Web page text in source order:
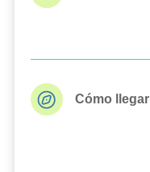
Cómo llegar